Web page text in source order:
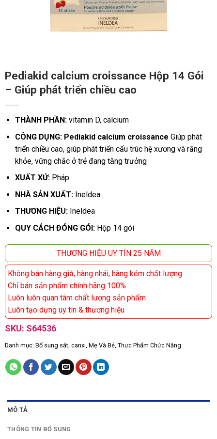
Pediakid calcium croissance Hộp 14 Gói
– Giúp phát triển chiều cao
THÀNH PHẦN: vitamin D, calcium
CÔNG DỤNG: Pediakid calcium croissance Giúp phát
triển chiều cao, giúp phát triển cấu trúc hệ xương và răng
khỏe, vững chắc ở trẻ đang tăng trưởng
XUẤT XỨ:Pháp
NHÀ SẢN XUẤT: Ineldea
THƯƠNG HIỆU:Ineldea
QUY CÁCH ĐÓNG GÓI:Hộp 14 gói
THƯƠNG HIỆU UY TÍN 25 NĂM
Không bán hàng giả, hàng nhái, hàng kém chất lượng
Chỉ bán sản phẩm chính hãng 100%
Luôn luôn quan tâm chất lượng sản phẩm
Luôn tạo dựng uy tín & thương hiệu
SKU: S64536
Danh mục: Bổ sung sắt, canxi, Mẹ Và Bé, Thực Phẩm Chức Năng
MÔ TẢ
THÔNG TIN BỔ SUNG